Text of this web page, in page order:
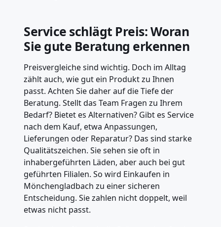
Service schlägt Preis: Woran
Sie gute Beratung erkennen
Preisvergleiche sind wichtig. Doch im Alltag
zählt auch, wie gut ein Produkt zu Ihnen
passt. Achten Sie daher auf die Tiefe der
Beratung. Stellt das Team Fragen zu Ihrem
Bedarf? Bietet es Alternativen? Gibt es Service
nach dem Kauf, etwa Anpassungen,
Lieferungen oder Reparatur? Das sind starke
Qualitätszeichen. Sie sehen sie oft in
inhabergeführten Läden, aber auch bei gut
geführten Filialen. So wird Einkaufen in
Mönchengladbach zu einer sicheren
Entscheidung. Sie zahlen nicht doppelt, weil
etwas nicht passt.